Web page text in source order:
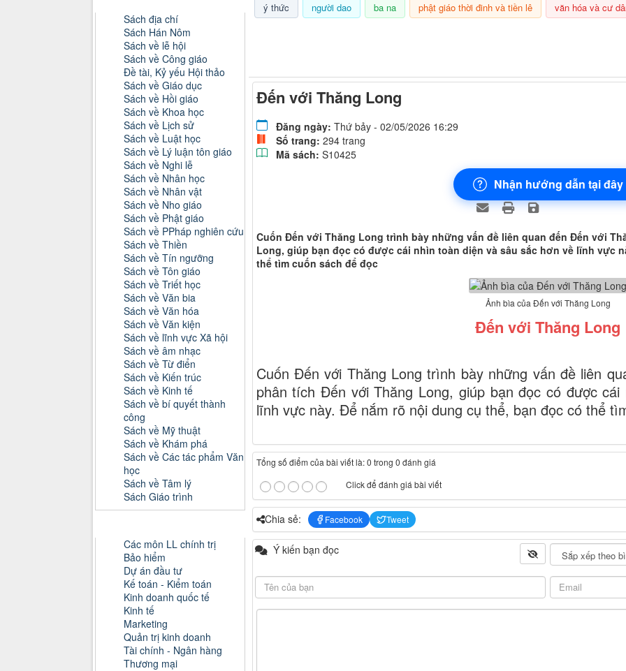
ý thức người dao ba na phật giáo thời đinh và tiền lê văn hóa và cư
Đến với Thăng Long
Đăng ngày: Thứ bảy - 02/05/2026 16:29
Số trang: 294 trang
Mã sách: S10425
Nhận hướng dẫn tại đây
Cuốn Đến với Thăng Long trình bày những vấn đề liên quan đến Đến với
Long, giúp bạn đọc có được cái nhìn toàn diện và sâu sắc hơn về lĩnh vực
thể tìm cuốn sách để đọc
Ảnh bìa của Đến với Thăng Long
Đến với Thăng Long
Cuốn Đến với Thăng Long trình bày những vấn đề liên
phân tích Đến với Thăng Long, giúp bạn đọc có được
lĩnh vực này. Để nắm rõ nội dung cụ thể, bạn đọc có thể
Tổng số điểm của bài viết là: 0 trong 0 đánh giá
Click để đánh giá bài viết
Chia sẻ: Facebook Tweet
Ý kiến bạn đọc
Sách địa chí
Sách Hán Nôm
Sách về lễ hội
Sách về Công giáo
Đề tài, Kỷ yếu Hội thảo
Sách về Giáo dục
Sách về Hồi giáo
Sách về Khoa học
Sách về Lịch sử
Sách về Luật học
Sách về Lý luận tôn giáo
Sách về Nghi lễ
Sách về Nhân học
Sách về Nhân vật
Sách về Nho giáo
Sách về Phật giáo
Sách về PPháp nghiên cứu
Sách về Thiền
Sách về Tín ngưỡng
Sách về Tôn giáo
Sách về Triết học
Sách về Văn bia
Sách về Văn hóa
Sách về Văn kiện
Sách về lĩnh vực Xã hội
Sách về âm nhạc
Sách về Từ điển
Sách về Kiến trúc
Sách về Kinh tế
Sách về bí quyết thành
công
Sách về Mỹ thuật
Sách về Khám phá
Sách về Các tác phẩm Văn
học
Sách về Tâm lý
Sách Giáo trình
Các môn LL chính trị
Bảo hiểm
Dự án đầu tư
Kế toán - Kiểm toán
Kinh doanh quốc tế
Kinh tế
Marketing
Quản trị kinh doanh
Tài chính - Ngân hàng
Thương mại